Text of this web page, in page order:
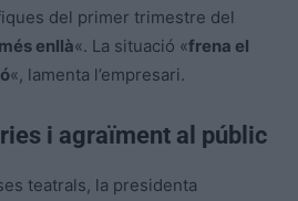
del primer trimestre del
enllà«. La situació «frena el
«, lamenta l’empresari.
i agraïment al públic
teatrals, la presidenta